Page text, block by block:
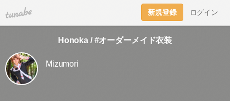
tuna.be 新規登録 ログイン
Honoka / #オーダーメイド衣装
Mizumori